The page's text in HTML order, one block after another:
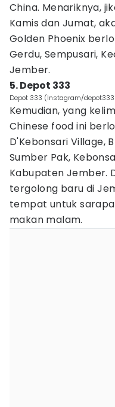
China. Menariknya,
Kamis dan Jumat,
Golden Phoenix
Gerdu, Sempusari,
Jember.
5. Depot 333
Depot 333 (Instagram/
Kemudian, yang
Chinese food ini
D'Kebonsari Village,
Sumber Pak,
Kabupaten Jember.
tergolong baru di
tempat untuk
makan malam.